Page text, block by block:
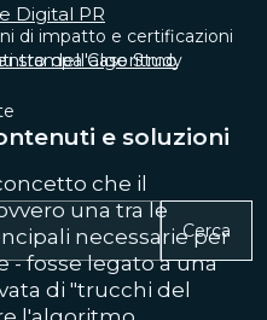
di impatto e certificazioni
stampa Case Study
e soluzioni
Cerca
Digital PR
dell'algoritmo
che il
una tra le
necessarie per
- fosse legato a una
di "trucchi del